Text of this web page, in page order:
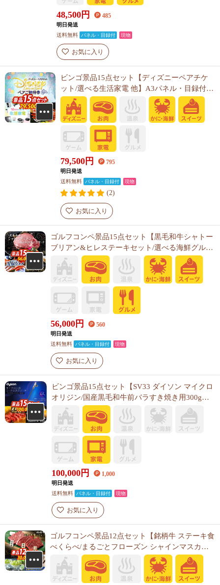
48,500 円 485
明日発送
送料無料
パネル・目録付 現物
お気に入り
ビンゴ景品15点セット【ディズニーペアチケ
ット/選べる生活家電 他】A3パネル・目録付き
<送料無料>
79,500 円 795
明日発送
送料無料
パネル・目録付 現物
(2)
お気に入り
ゴルフコンペ景品15点セット【黒毛和牛シャトー
ブリアン&ヒレステーキセット/選べる海鮮グルメ
他】A3パネル・目録付き<送料無料>
56,000 円 560
明日発送
送料無料
パネル・目録付 現物
お気に入り
ビンゴ景品15点セット【SV33 ダイソン マイクロ
オリジン/国産黒毛和牛前バラすき焼き用300g
他】A3パネル・目録付き<送料無料>
100,000 円 1,000
明日発送
送料無料 パネル・目録付 現物
お気に入り
ゴルフコンペ景品12点セット【銘柄牛 ステーキ食
べくらべ/まるごとフローズン シャインマスカッ
ト 他】A3パネル・目録付き<送料無料>